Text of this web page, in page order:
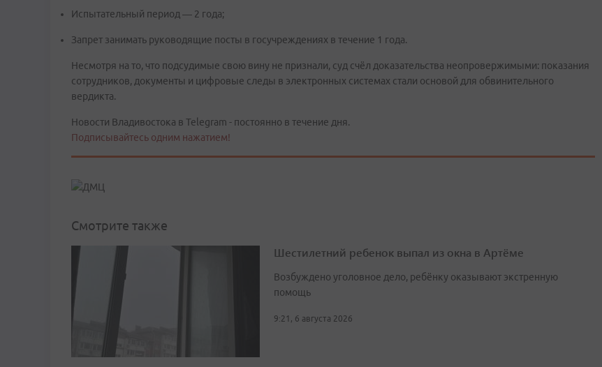
Испытательный период — 2 года;
Запрет занимать руководящие посты в госучреждениях в течение 1 года.
Несмотря на то, что подсудимые свою вину не признали, суд счёл доказательства неопровержимыми: показания
сотрудников, документы и цифровые следы в электронных системах стали основой для обвинительного
вердикта.
Новости Владивостока в Telegram - постоянно в течение дня.
Подписывайтесь одним нажатием!
Смотрите также
Шестилетний ребенок выпал из окна в Артёме
Возбуждено уголовное дело, ребёнку оказывают экстренную
помощь
9:21, 6 августа 2026